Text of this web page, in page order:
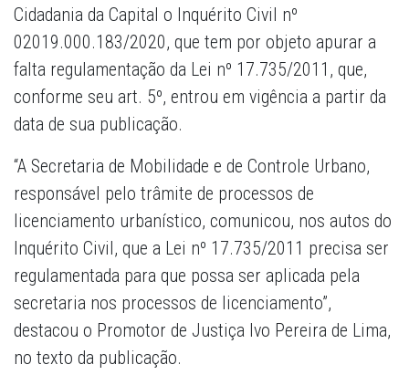
Cidadania da Capital o Inquérito Civil nº
02019.000.183/2020, que tem por objeto apurar a
falta regulamentação da Lei nº 17.735/2011, que,
conforme seu art. 5º, entrou em vigência a partir da
data de sua publicação.
“A Secretaria de Mobilidade e de Controle Urbano,
responsável pelo trâmite de processos de
licenciamento urbanístico, comunicou, nos autos do
Inquérito Civil, que a Lei nº 17.735/2011 precisa ser
regulamentada para que possa ser aplicada pela
secretaria nos processos de licenciamento”,
destacou o Promotor de Justiça Ivo Pereira de Lima,
no texto da publicação.